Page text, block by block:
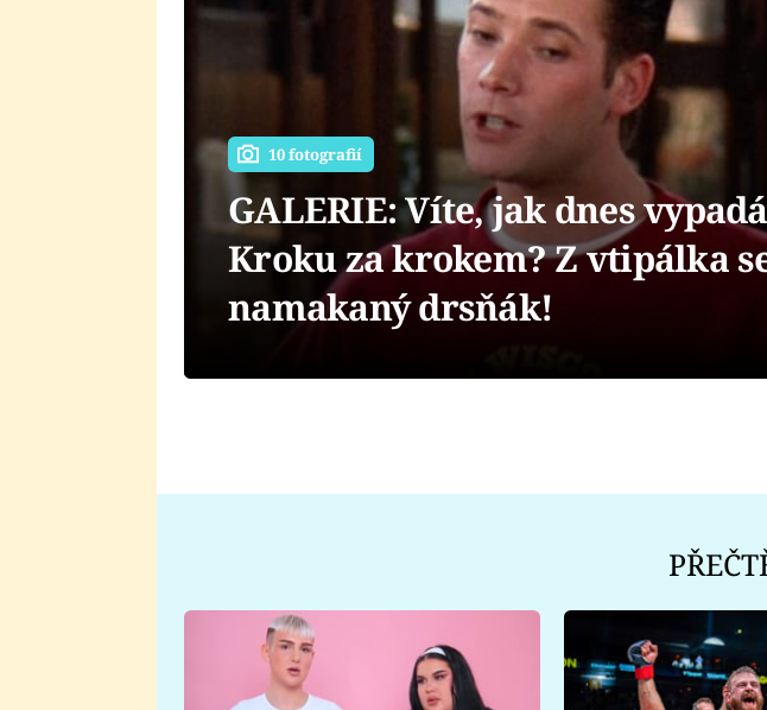
10 fotografií
GALERIE: Víte, jak dnes
Kroku za krokem? Z vtipálka
namakaný drsňák!